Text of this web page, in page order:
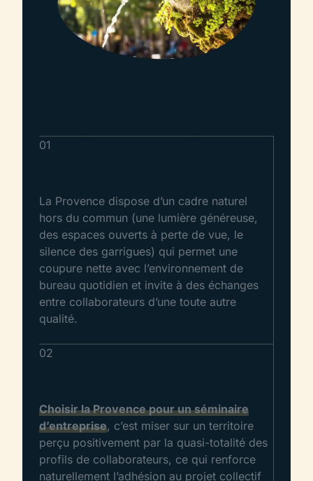
01
La Provence dispose d’un cadre naturel
hors du commun (une lumière généreuse,
des espaces ouverts à perte de vue, le
silence des garrigues) qui permet une
coupure nette avec l’environnement de
bureau quotidien et invite à des échanges
entre collaborateurs d’une toute autre
qualité.
02
Choisir la Provence pour un séminaire
d’entreprise, c’est miser sur un territoire
perçu positivement par la quasi-totalité des
profils de collaborateurs, ce qui renforce
naturellement l’adhésion au projet collectif